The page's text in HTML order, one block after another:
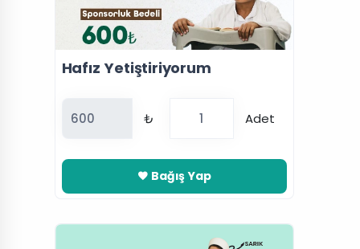
Hafız Yetiştiriyorum
₺ Adet
Bağış Yap